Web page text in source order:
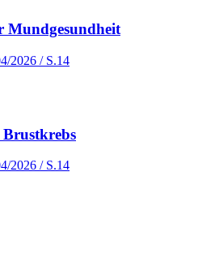
Mundgesundheit
2026 / S.14
2026 / S.14